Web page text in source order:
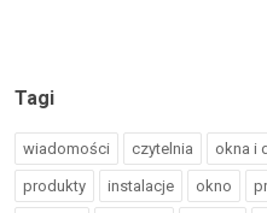
Tagi
wiadomości czytelnia okna i
produkty instalacje okno